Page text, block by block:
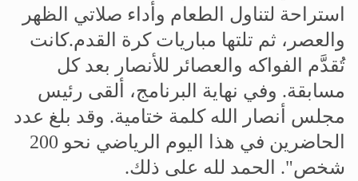
استراحة لتناول الطعام وأداء صلاتي الظهر
والعصر، ثم تلتها مباريات كرة القدم.كانت
تُقدَّم الفواكه والعصائر للأنصار بعد كل
مسابقة. وفي نهاية البرنامج، ألقى رئيس
مجلس أنصار الله كلمة ختامية. وقد بلغ عدد
الحاضرين في هذا اليوم الرياضي نحو 200
شخص." الحمد لله على ذلك.